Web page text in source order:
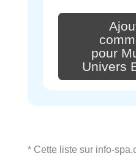
pour
Univers
* Cette liste sur info-